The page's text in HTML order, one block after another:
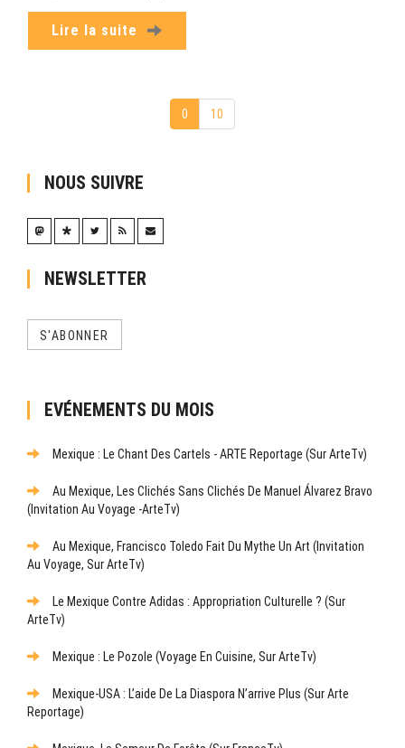
Lire la suite
0 10
NOUS SUIVRE
NEWSLETTER
S'ABONNER
EVÉNEMENTS DU MOIS
Mexique : Le Chant Des Cartels - ARTE Reportage (sur ArteTv)
Au Mexique, Les Clichés Sans Clichés De Manuel Álvarez Bravo
(Invitation Au Voyage -ArteTv)
Au Mexique, Francisco Toledo Fait Du Mythe Un Art (Invitation
Au Voyage, Sur ArteTv)
Le Mexique Contre Adidas : Appropriation Culturelle ? (sur
ArteTv)
Mexique : Le Pozole (Voyage En Cuisine, Sur ArteTv)
Mexique-USA : L’aide De La Diaspora N’arrive Plus (sur Arte
Reportage)